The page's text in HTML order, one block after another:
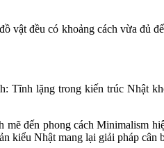
vật đều có khoảng cách vừa đủ
Tĩnh lặng trong kiến trúc Nhật
mẽ đến phong cách Minimalism
kiểu Nhật mang lại giải pháp cân